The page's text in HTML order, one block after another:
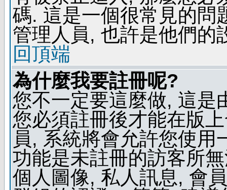
碼. 這是一個很常見的問
管理人員, 也許是他們的
回頂端
為什麼我要註冊呢?
您不一定要這麼做, 這是
您必須註冊後才能在版
員, 系統將會允許您使
功能是未註冊的訪客所
個人圖像, 私人訊息, 會